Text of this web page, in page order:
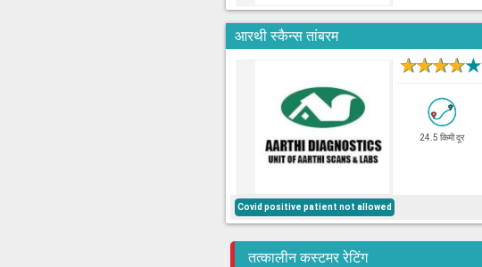
आरथी स्कैन्स तांबरम
★★★★★
24.5 किमी दूर
Covid positive patient not allowed
तत्कालीन कस्टमर रेटिंग